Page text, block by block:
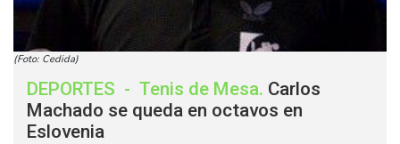
(Foto: Cedida)
DEPORTES - Tenis de Mesa. Carlos
Machado se queda en octavos en
Eslovenia